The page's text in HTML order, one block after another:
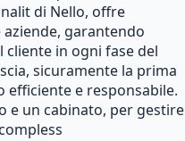
di Nello, offre
garantendo
cliente in ogni fase del
sicuramente la prima
efficiente e responsabile.
e un cabinato, per gestire